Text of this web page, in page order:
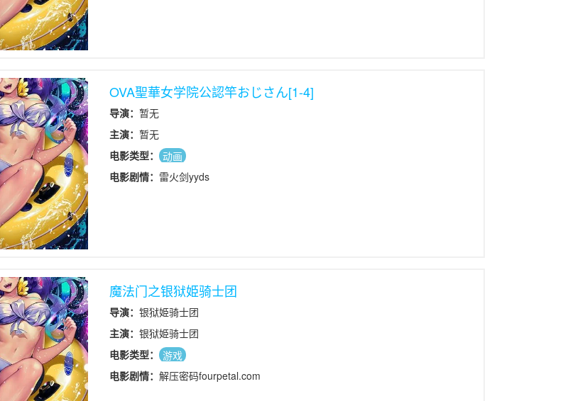
OVA聖華女学院公認竿おじさん[1-4]
导演： 暂无
主演： 暂无
电影类型：
动画
电影剧情： 雷火剑yyds
魔法门之银狱姫骑士团
导演： 银狱姫骑士团
主演： 银狱姫骑士团
电影类型：
游戏
电影剧情： 解压密码fourpetal.com